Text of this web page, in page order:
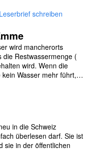
Leserbrief schreiben
wird mancherorts
Restwassermenge (
wird. Wenn die
kein Wasser mehr führt,…
in die Schweiz
überlesen darf. Sie ist
sie in der öffentlichen